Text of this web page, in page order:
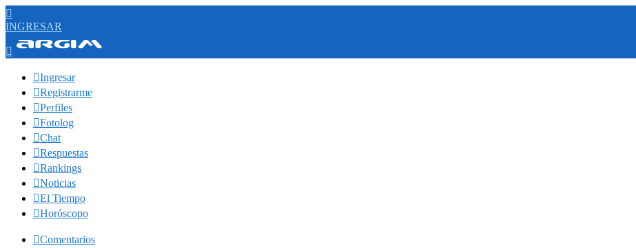

INGRESAR

Ingresar
Registrarme
Perfiles
Fotolog
Chat
Respuestas
Rankings
Noticias
El Tiempo
Horóscopo
Comentarios